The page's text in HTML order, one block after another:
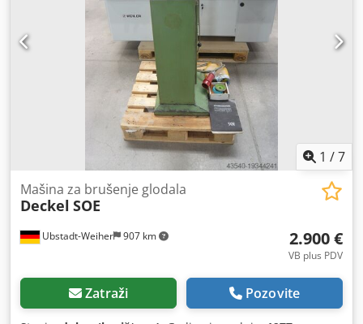
1 /7
Ubstadt-Weiher 907 km
Mašina za brušenje glodala
Deckel SOE
2.900 €
VB plus PDV
Zatraži Pozovite